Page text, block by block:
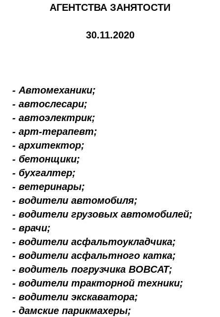
АГЕНТСТВА ЗАНЯТОСТИ
30.11.2020
- Автомеханики;
- автослесари;
- автоэлектрик;
- арт-терапевт;
- архитектор;
- бетонщики;
- бухгалтер;
- ветеринары;
- водители автомобиля;
- водители грузовых автомобилей;
- врачи;
- водители асфальтоукладчика;
- водители асфальтного катка;
- водитель погрузчика ВОВСАТ;
- водители тракторной техники;
- водители экскаватора;
- дамские парикмахеры;